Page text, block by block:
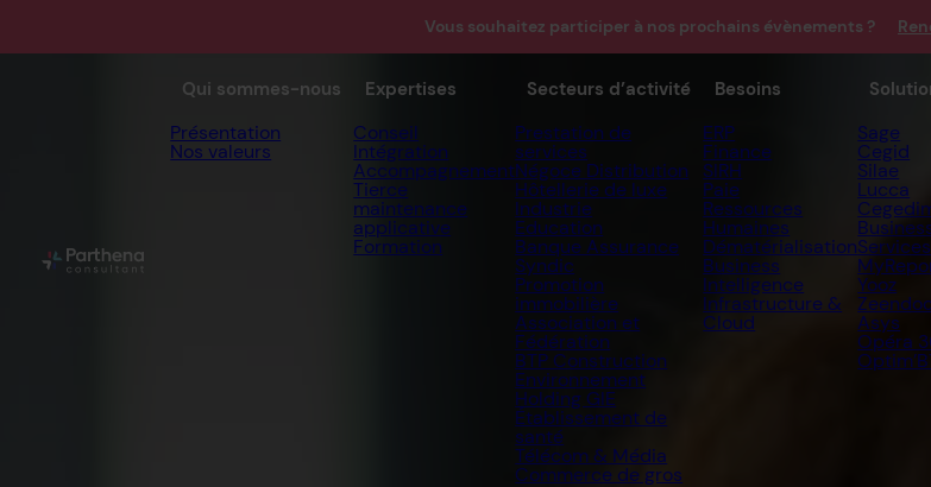
Qui sommes-nous
Présentation
Nos valeurs
Expertises
Conseil
Intégration
Accompagnement
Tierce
maintenance
applicative
Formation
Secteurs d’activité
Prestation de
services
Négoce Distribution
Hôtellerie de luxe
Industrie
Education
Banque Assurance
Syndic
Promotion
immobilière
Association et
Fédération
BTP Construction
Environnement
Holding GIE
Établissement de
santé
Télécom & Média
Commerce de gros
Besoins
ERP
Finance
SIRH
Paie
Ressources
Humaines
Dématérialisation
Business
Intelligence
Infrastructure &
Cloud
Sage
Cegid
Silae
Lucca
Services
Yooz
Zeendoc
Asys
Opéra
Vous souhaitez participer à nos prochains évènements ?